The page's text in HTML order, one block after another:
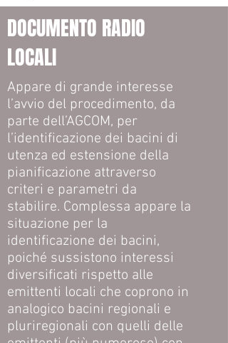
DOCUMENTO RADIO
LOCALI
Appare di grande interesse
l’avvio del procedimento, da
parte dell’AGCOM, per
l’identificazione dei bacini di
utenza ed estensione della
pianificazione attraverso
criteri e parametri da
stabilire. Complessa appare la
situazione per la
identificazione dei bacini,
poiché sussistono interessi
diversificati rispetto alle
emittenti locali che coprono in
analogico bacini regionali e
pluriregionali con quelli delle